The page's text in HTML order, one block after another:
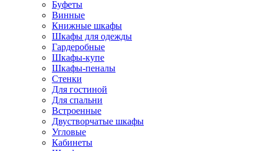
Буфеты
Винные
Книжные шкафы
Шкафы для одежды
Гардеробные
Шкафы-купе
Шкафы-пеналы
Стенки
Для гостиной
Для спальни
Встроенные
Двустворчатые шкафы
Угловые
Кабинеты